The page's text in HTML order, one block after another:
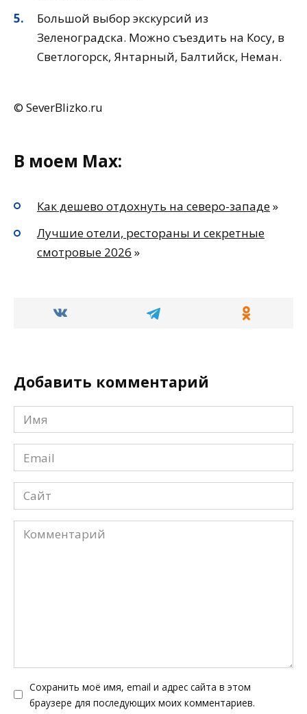
Большой выбор экскурсий из
Зеленоградска. Можно съездить на Косу, в
Светлогорск, Янтарный, Балтийск, Неман.
© SeverBlizko.ru
В моем Max:
Как дешево отдохнуть на северо-западе»
Лучшие отели, рестораны и секретные
смотровые 2026 »
Добавить комментарий
Имя
*
Email
*
Сайт
Комментарий
Сохранить моё имя, email и адрес сайта в этом
браузере для последующих моих комментариев.